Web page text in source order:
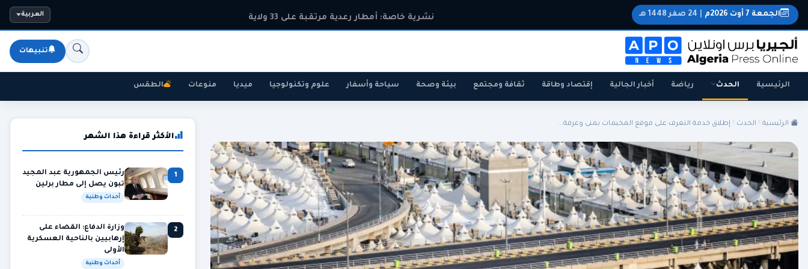
الجزائر الجالية المنتخب الوطني سياسة اقتصاد
الجمعة 7 أوت 2026م 24 صفر 1448 هـ نشرية خاصة: أمطار رعدية مرتقبة على 33 ولاية العربية
تنبيهات
الرئيسية الحدث رياضة أخبار الجالية إقتصاد وطاقة ثقافة ومجتمع بيئة وصحة سياحة وأسفار علوم وتكنولوجيا ميديا منوعات الطقس
الرئيسية الحدث إطلاق خدمة التعرف على موقع المخيمات بمنى وعرفة...
الأكثر قراءة هذا الشهر
1
رئيس الجمهورية عبد المجيد
تبون يصل إلى مطار برلين
أحداث وطنية
2
وزارة الدفاع: القضاء على
إرهابيين بالناحية العسكرية
الأولى
أحداث وطنية